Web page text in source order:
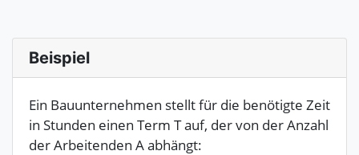
Beispiel
Ein Bauunternehmen stellt für die benötigte Zeit
in Stunden einen Term T auf, der von der Anzahl
der Arbeitenden A abhängt: